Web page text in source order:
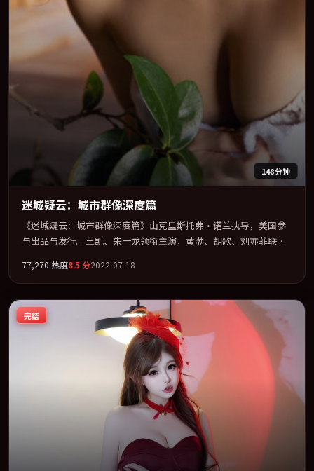
148分钟
迷城疑云：城市群像深度篇
《迷城疑云：城市群像深度篇》由克里斯托弗·诺兰执导，美国参
与出品与发行。王凯、朱一龙领衔主演，黄渤、胡歌、刘亦菲联袂
争」类型为骨架，在叙事、表演与视听上力求统一。定于 2022-06-
09 在内地院线及主流平台同步亮相，2022 年度话题片中口碑稳健，
适合喜欢强情节与人物弧光的观众完整观看。
77,270 热度8.5 分2022-07-18
完结